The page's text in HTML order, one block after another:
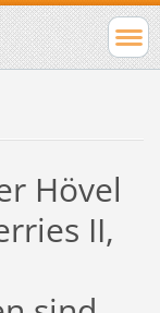
Hövel
II,